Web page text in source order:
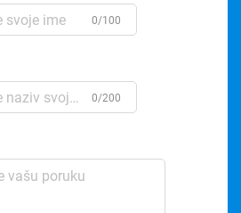
0/100
0/200